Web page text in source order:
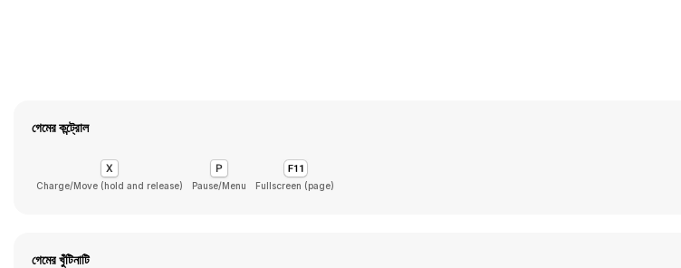
গেমের কন্ট্রোল
Charge/Move (hold and release) Pause/Menu Fullscreen (page)
গেমের খুঁটিনাটি